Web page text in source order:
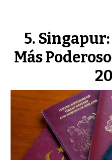
Singapur:
Más